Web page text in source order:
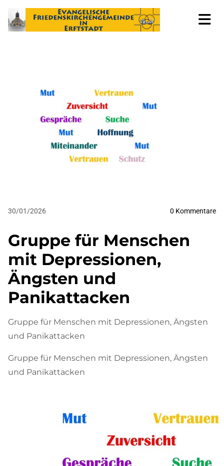
30/01/2026 0 Kommentare
Gruppe für Menschen
mit Depressionen,
Ängsten und
Panikattacken
Gruppe für Menschen mit Depressionen, Ängsten
und Panikattacken
Gruppe für Menschen mit Depressionen, Ängsten
und Panikattacken